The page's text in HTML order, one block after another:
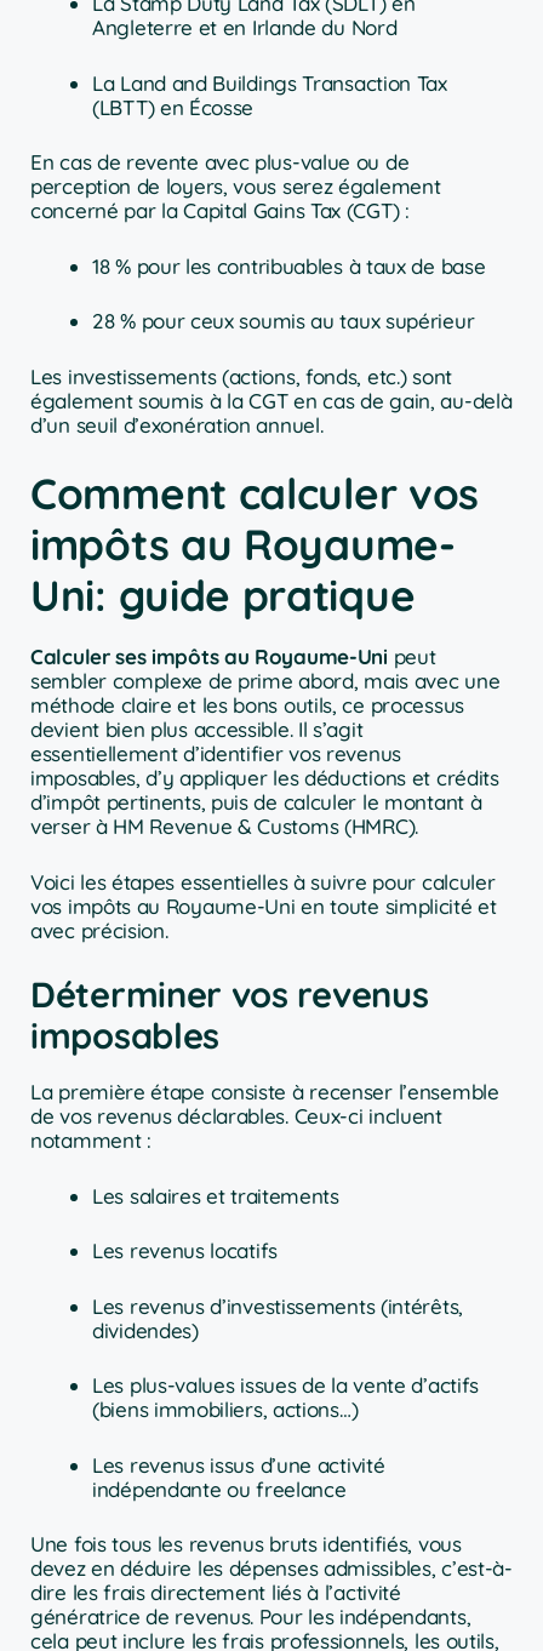
Angleterre et en Irlande du Nord
La Land and Buildings Transaction Tax
(LBTT) en Écosse
En cas de revente avec plus-value ou de
perception de loyers, vous serez également
concerné par la Capital Gains Tax (CGT) :
18 % pour les contribuables à taux de base
28 % pour ceux soumis au taux supérieur
Les investissements (actions, fonds, etc.) sont
également soumis à la CGT en cas de gain, au-delà
d’un seuil d’exonération annuel.
Comment calculer vos
impôts au Royaume-
Uni: guide pratique
Calculer ses impôts au Royaume-Uni peut
sembler complexe de prime abord, mais avec une
méthode claire et les bons outils, ce processus
devient bien plus accessible. Il s’agit
essentiellement d’identifier vos revenus
imposables, d’y appliquer les déductions et crédits
d’impôt pertinents, puis de calculer le montant à
verser à HM Revenue & Customs (HMRC).
Voici les étapes essentielles à suivre pour calculer
vos impôts au Royaume-Uni en toute simplicité et
avec précision.
Déterminer vos revenus
imposables
La première étape consiste à recenser l’ensemble
de vos revenus déclarables. Ceux-ci incluent
notamment :
Les salaires et traitements
Les revenus locatifs
Les revenus d’investissements (intérêts,
dividendes)
Les plus-values issues de la vente d’actifs
(biens immobiliers, actions…)
Les revenus issus d’une activité
indépendante ou freelance
Une fois tous les revenus bruts identifiés, vous
devez en déduire les dépenses admissibles, c’est-à-
dire les frais directement liés à l’activité
génératrice de revenus. Pour les indépendants,
cela peut inclure les frais professionnels, les outils,